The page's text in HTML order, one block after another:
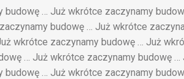
budowę … Już wkrótce zaczynamy
budowę … Już wkrótce
wkrótce zaczynamy budowę … Już
… Już wkrótce zaczynamy budowę
budowę … Już wkrótce zaczynamy